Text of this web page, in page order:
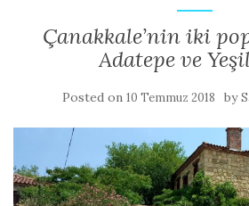
Çanakkale’nin iki
Adatepe ve
Posted on 10 Temmuz 2018 by